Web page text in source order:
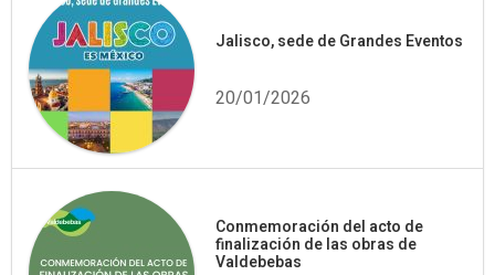
Jalisco, sede de Grandes Eventos
20/01/2026
Conmemoración del acto de
finalización de las obras de
Valdebebas